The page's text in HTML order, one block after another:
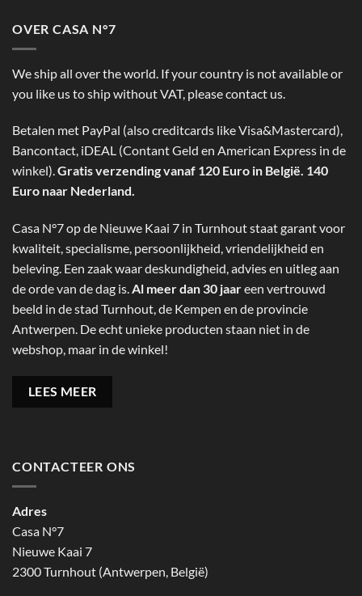
OVER CASA N°7
We ship all over the world. If your country is not available or
you like us to ship without VAT, please contact us.
Betalen met PayPal (also creditcards like Visa&Mastercard),
Bancontact, iDEAL (Contant Geld en American Express in de
winkel).Gratis verzending vanaf 120 Euro in België. 140
Euro naar Nederland.
Casa N°7 op de Nieuwe Kaai 7 in Turnhout staat garant voor
kwaliteit, specialisme, persoonlijkheid, vriendelijkheid en
beleving. Een zaak waar deskundigheid, advies en uitleg aan
de orde van de dag is.Al meer dan 30 jaareen vertrouwd
beeld in de stad Turnhout, de Kempen en de provincie
Antwerpen. De echt unieke producten staan niet in de
webshop, maar in de winkel!
LEES MEER
CONTACTEER ONS
Adres
Casa N°7
Nieuwe Kaai 7
2300 Turnhout (Antwerpen, België)